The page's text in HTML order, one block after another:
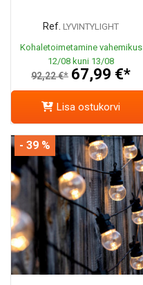
Ref. LYVINTYLIGHT
Kohaletoimetamine vahemikus
12/08 kuni 13/08
92,22 €* 67,99 €*
Lisa ostukorvi
- 39 %